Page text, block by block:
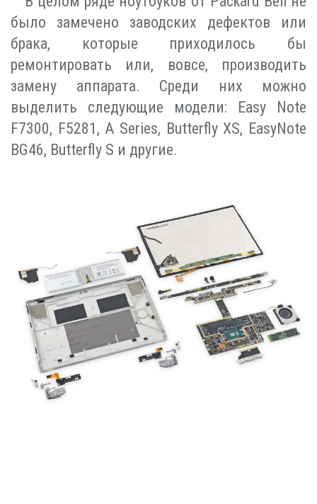
было замечено заводских дефектов или
брака, которые приходилось бы
ремонтировать или, вовсе, производить
замену аппарата. Среди них можно
выделить следующие модели: Easy Note
F7300, F5281, A Series, Butterfly XS, EasyNote
BG46, Butterfly S и другие.